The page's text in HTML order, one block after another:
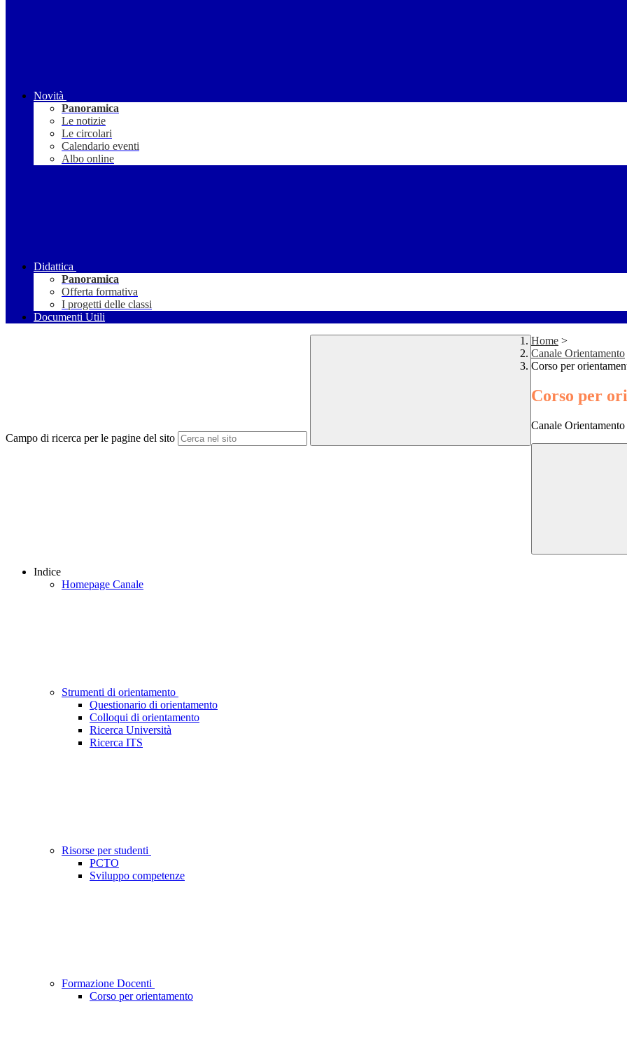
Novità
Panoramica
Le notizie
Le circolari
Calendario eventi
Albo online
Didattica
Panoramica
Offerta formativa
I progetti delle classi
Documenti Utili
Campo di ricerca per le pagine del sito
Home >
Canale Orientamento
Corso per
Corso per
Canale Orientamento
Indice
Homepage Canale
Strumenti di orientamento
Questionario di orientamento
Colloqui di orientamento
Ricerca Università
Ricerca ITS
Risorse per studenti
PCTO
Sviluppo competenze
Formazione Docenti
Corso per orientamento